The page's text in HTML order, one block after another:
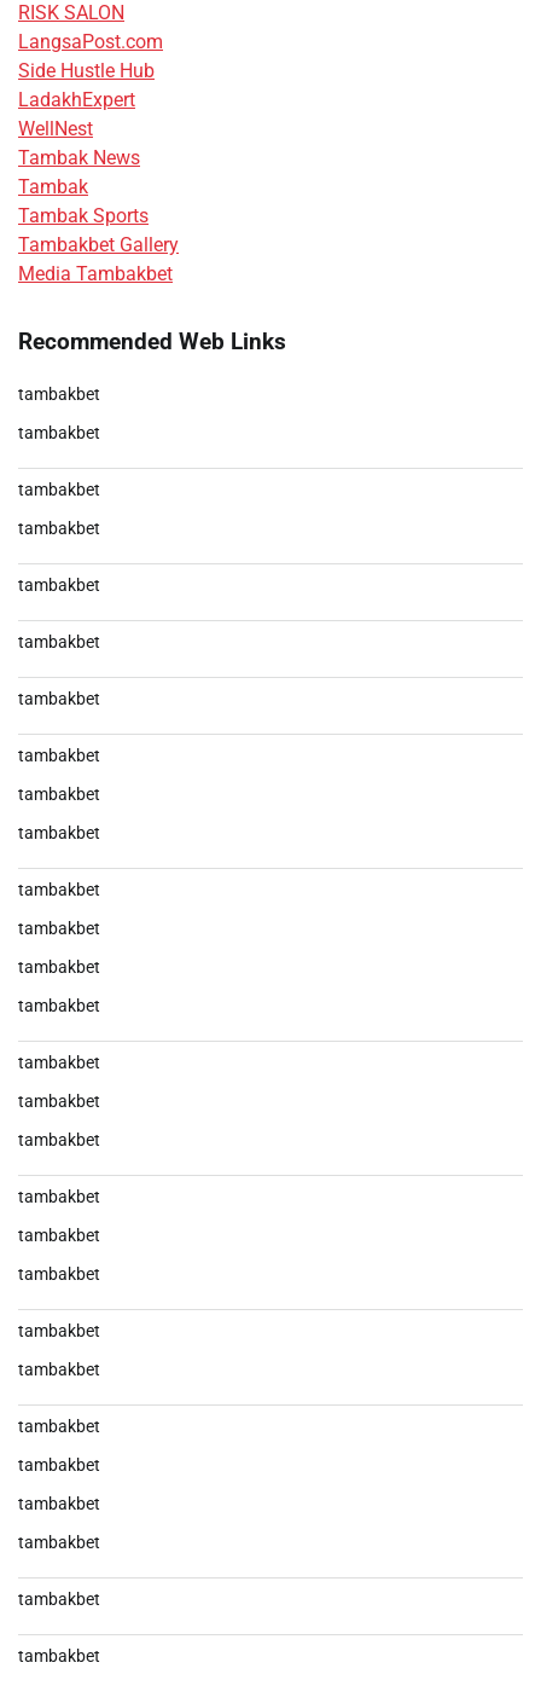
RISK SALON
LangsaPost.com
Side Hustle Hub
LadakhExpert
WellNest
Tambak News
Tambak
Tambak Sports
Tambakbet Gallery
Media Tambakbet
Recommended Web Links
tambakbet
tambakbet
tambakbet
tambakbet
tambakbet
tambakbet
tambakbet
tambakbet
tambakbet
tambakbet
tambakbet
tambakbet
tambakbet
tambakbet
tambakbet
tambakbet
tambakbet
tambakbet
tambakbet
tambakbet
tambakbet
tambakbet
tambakbet
tambakbet
tambakbet
tambakbet
tambakbet
tambakbet